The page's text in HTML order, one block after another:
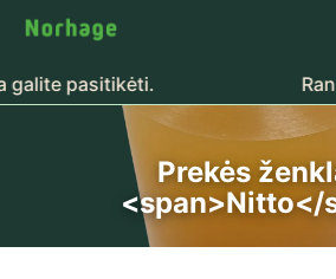
Pereiti prie turinio
pasitikėti.
Prekės
<span>Nitto</